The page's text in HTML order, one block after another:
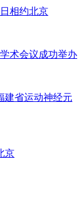
相约北京
术会议成功举办
建省运动神经元
京